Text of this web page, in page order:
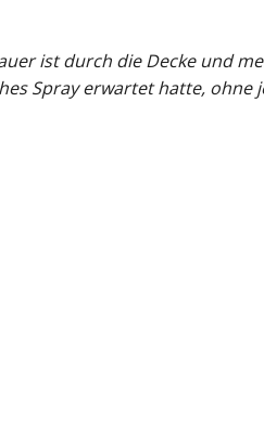
ist durch die Decke und
Spray erwartet hatte, ohne